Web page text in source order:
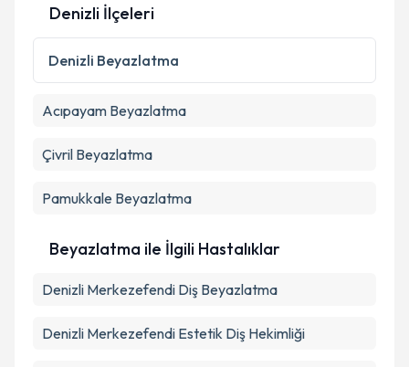
Kişisel verilerimin işlenmesine ilişkinAydınlatma
Metni
'ni okudum ve kişisel verilerimin belirtilen
kapsamda işlenmesini kabul ediyorum.
Denizli İlçeleri
Denizli Beyazlatma
Acıpayam Beyazlatma
Çivril Beyazlatma
Pamukkale Beyazlatma
Beyazlatma ile İlgili Hastalıklar
Denizli Merkezefendi Diş Beyazlatma
Denizli Merkezefendi Estetik Diş Hekimliği